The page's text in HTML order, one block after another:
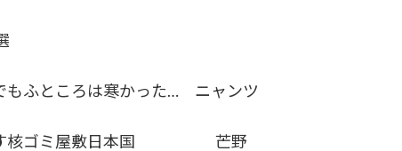
もふところは寒かった… ニャンツ
す核ゴミ屋敷日本国 芒野